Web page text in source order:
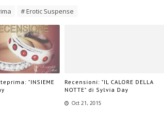
# Erotic Suspense
"INSIEME
Recensioni: "IL CALORE DELLA
NOTTE" di Sylvia Day
Oct 21, 2015